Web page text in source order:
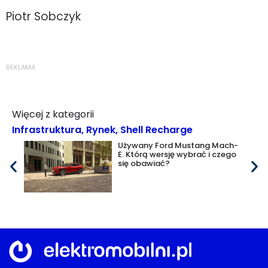
Piotr Sobczyk
REKLAMA
Więcej z kategorii
Infrastruktura, Rynek, Shell Recharge
Używany Ford Mustang Mach-
E. Którą wersję wybrać i czego
się obawiać?